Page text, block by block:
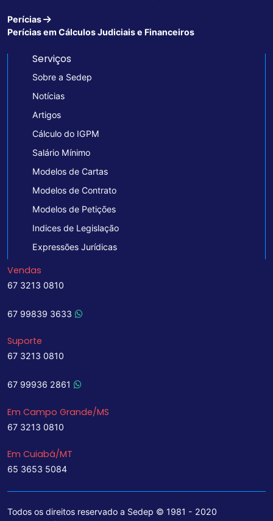
Perícias
Perícias em Cálculos Judiciais e Financeiros
Serviços
Sobre a Sedep
Notícias
Artigos
Cálculo do IGPM
Salário Mínimo
Modelos de Cartas
Modelos de Contrato
Modelos de Petições
Indices de Legislação
Expressões Jurídicas
Vendas
67 3213 0810
67 99839 3633
Suporte
67 3213 0810
67 99936 2861
Em Campo Grande/MS
67 3213 0810
Em Cuiabá/MT
65 3653 5084
Todos os direitos reservado a Sedep © 1981 - 2020